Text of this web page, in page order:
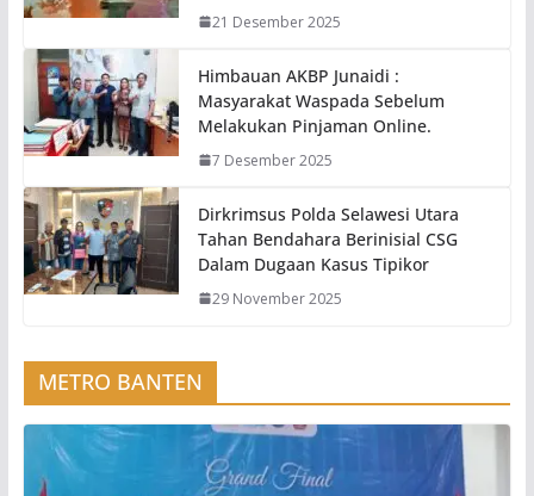
21 Desember 2025
Himbauan AKBP Junaidi :
Masyarakat Waspada Sebelum
Melakukan Pinjaman Online.
7 Desember 2025
Dirkrimsus Polda Selawesi Utara
Tahan Bendahara Berinisial CSG
Dalam Dugaan Kasus Tipikor
29 November 2025
METRO BANTEN